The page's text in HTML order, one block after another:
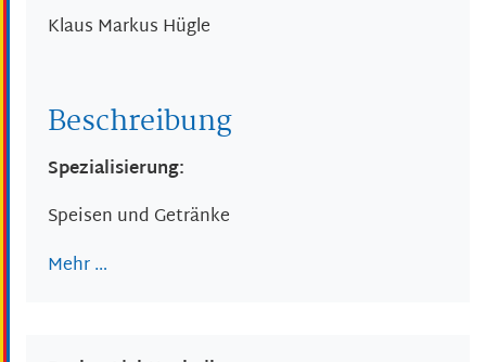
Klaus Markus Hügle
Beschreibung
Spezialisierung:
Speisen und Getränke
Mehr …